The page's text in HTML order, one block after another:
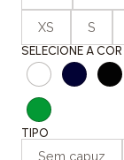
XS S
SELECIONE A COR
TIPO
Sem capuz